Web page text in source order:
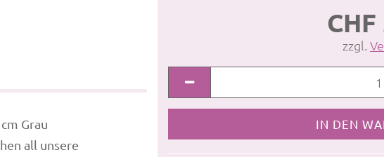
zzgl.
Grau
all unsere